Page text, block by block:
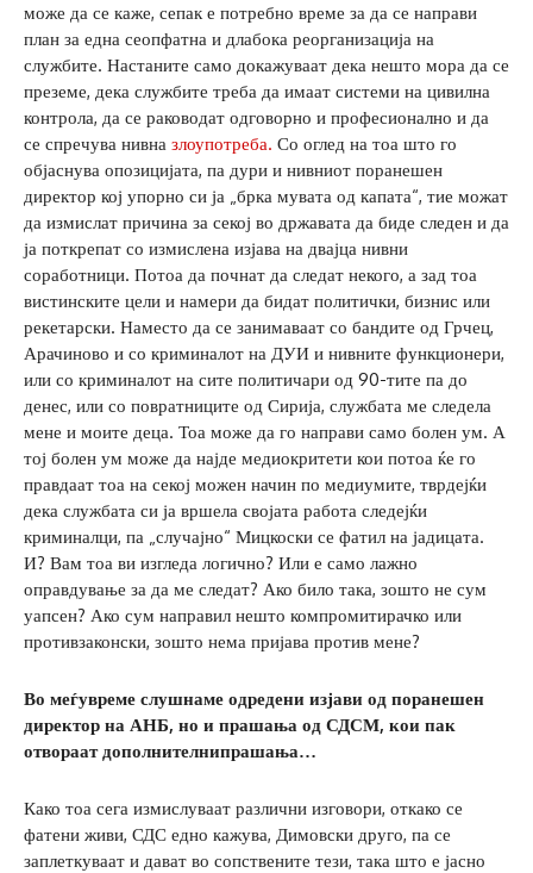
може да се каже, сепак е потребно време за да се направи
план за една сеопфатна и длабока реорганизација на
службите. Настаните само докажуваат дека нешто мора да се
преземе, дека службите треба да имаат системи на цивилна
контрола, да се раководат одговорно и професионално и да
се спречува нивна злоупотреба. Со оглед на тоа што го
објаснува опозицијата, па дури и нивниот поранешен
директор кој упорно си ја „брка мувата од капата“, тие можат
да измислат причина за секој во државата да биде следен и да
ја поткрепат со измислена изјава на двајца нивни
соработници. Потоа да почнат да следат некого, а зад тоа
вистинските цели и намери да бидат политички, бизнис или
рекетарски. Наместо да се занимаваат со бандите од Грчец,
Арачиново и со криминалот на ДУИ и нивните функционери,
или со криминалот на сите политичари од 90-тите па до
денес, или со повратниците од Сирија, службата ме следела
мене и моите деца. Тоа може да го направи само болен ум. А
тој болен ум може да најде медиокритети кои потоа ќе го
правдаат тоа на секој можен начин по медиумите, тврдејќи
дека службата си ја вршела својата работа следејќи
криминалци, па „случајно“ Мицкоски се фатил на јадицата.
И? Вам тоа ви изгледа логично? Или е само лажно
оправдување за да ме следат? Ако било така, зошто не сум
уапсен? Ако сум направил нешто компромитирачко или
противзаконски, зошто нема пријава против мене?
Во меѓувреме слушнаме одредени изјави од поранешен
директор на АНБ, но и прашања од СДСМ, кои пак
отвораат дополнителнипрашања…
Како тоа сега измислуваат различни изговори, откако се
фатени живи, СДС едно кажува, Димовски друго, па се
заплеткуваат и дават во сопствените тези, така што е јасно